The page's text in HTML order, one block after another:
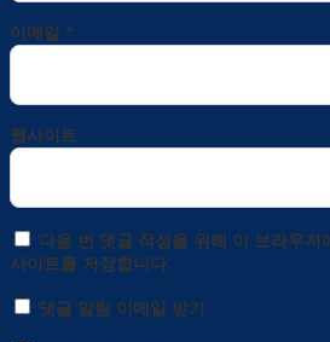
이메일 *
웹사이트
다음 번 댓글 작성을 위해 이 브라우저
사이트를 저장합니다.
댓글 알림 이메일 받기